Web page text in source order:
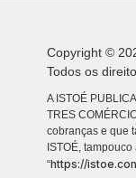
Copyright ©
Todos os
A ISTOÉ
TRES
cobranças e que
ISTOÉ,
“https://